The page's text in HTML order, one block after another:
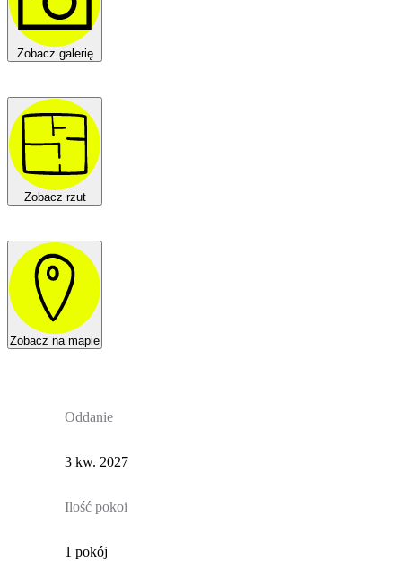
Zobacz galerię
Zobacz rzut
Zobacz na mapie
Oddanie
3 kw. 2027
Ilość pokoi
1 pokój